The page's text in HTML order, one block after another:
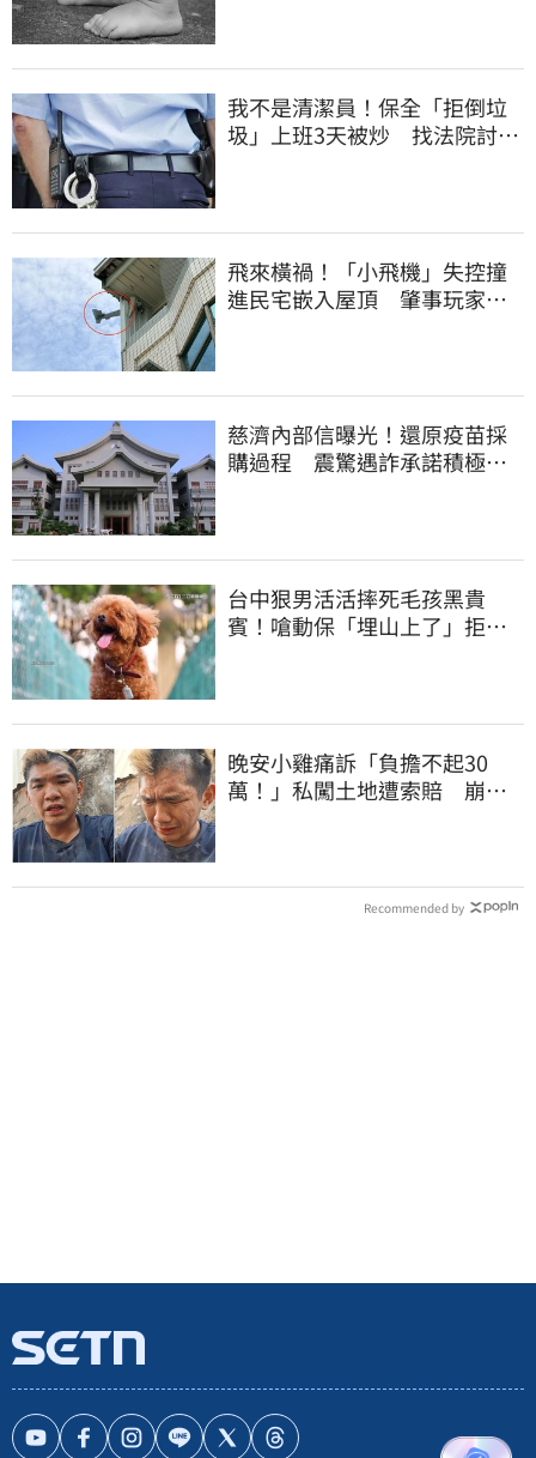
我不是清潔員！保全「拒倒垃
圾」上班3天被炒 找法院討公
飛來橫禍！「小飛機」失控撞
進民宅嵌入屋頂 肇事玩家疑
慈濟內部信曝光！還原疫苗採
購過程 震驚遇詐承諾積極追
台中狠男活活摔死毛孩黑貴
賓！嗆動保「埋山上了」拒交
晚安小雞痛訴「負擔不起30
萬！」私闖土地遭索賠 崩
Recommended by